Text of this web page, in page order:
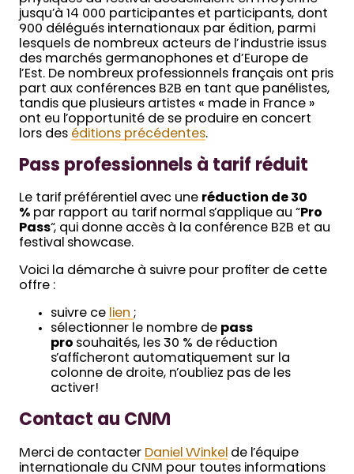
jusqu’à 14 000 participantes et participants, dont
900 délégués internationaux par édition, parmi
lesquels de nombreux acteurs de l’industrie issus
des marchés germanophones et d’Europe de
l’Est. De nombreux professionnels français ont pris
part aux conférences B2B en tant que panélistes,
tandis que plusieurs artistes « made in France »
ont eu l’opportunité de se produire en concert
lors des éditions précédentes.
Pass professionnels à tarif réduit
Le tarif préférentiel avec une réduction de 30
% par rapport au tarif normal s’applique au “ Pro
Pass“, qui donne accès à la conférence B2B et au
festival showcase.
Voici la démarche à suivre pour profiter de cette
offre :
suivre ce lien ;
sélectionner le nombre de pass
pro souhaités, les 30 % de réduction
s’afficheront automatiquement sur la
colonne de droite, n’oubliez pas de les
activer!
Contact au CNM
Merci de contacter Daniel Winkel de l’équipe
internationale du CNM pour toutes informations